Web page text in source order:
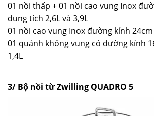
01 nồi thấp + 01 nồi cao vung Inox
dung tích 2,6L và 3,9L
01 nồi cao vung Inox đường kính
01 quánh không vung có đường kính
1,4L
3/ Bộ nồi từ Zwilling QUADRO 5